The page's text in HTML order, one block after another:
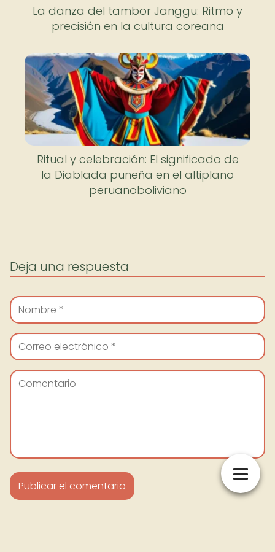
La danza del tambor Janggu: Ritmo y
precisión en la cultura coreana
Ritual y celebración: El significado de
la Diablada puneña en el altiplano
peruanoboliviano
Deja una respuesta